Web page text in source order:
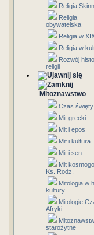
Religia
Religia
obywatelska
Religia w
Religia w
Rozwój
religii
Mitoznawstwo
Czas
Mit grecki
Mit i epos
Mit i kultura
Mit i sen
Mit
Ks. Rodz.
Mitologia w
kultury
Mitologie
Afryki
starożytne